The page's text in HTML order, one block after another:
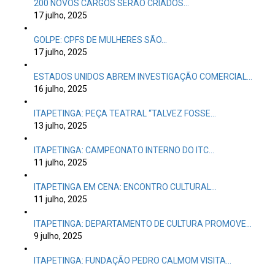
200 NOVOS CARGOS SERÃO CRIADOS…
17 julho, 2025
GOLPE: CPFS DE MULHERES SÃO…
17 julho, 2025
ESTADOS UNIDOS ABREM INVESTIGAÇÃO COMERCIAL…
16 julho, 2025
ITAPETINGA: PEÇA TEATRAL “TALVEZ FOSSE…
13 julho, 2025
ITAPETINGA: CAMPEONATO INTERNO DO ITC…
11 julho, 2025
ITAPETINGA EM CENA: ENCONTRO CULTURAL…
11 julho, 2025
ITAPETINGA: DEPARTAMENTO DE CULTURA PROMOVE…
9 julho, 2025
ITAPETINGA: FUNDAÇÃO PEDRO CALMOM VISITA…